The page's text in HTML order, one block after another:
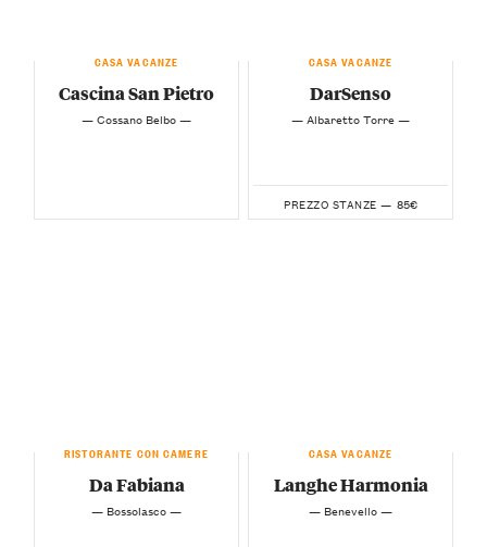
CASA VACANZE
Cascina San Pietro
— Cossano Belbo —
CASA VACANZE
DarSenso
— Albaretto Torre —
PREZZO STANZE — 85€
RISTORANTE CON CAMERE
Da Fabiana
— Bossolasco —
CASA VACANZE
Langhe Harmonia
— Benevello —